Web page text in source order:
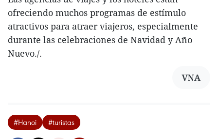
ofreciendo muchos programas de estímulo
atractivos para atraer viajeros, especialmente
durante las celebraciones de Navidad y Año
Nuevo./.
VNA
#Hanoi #turistas